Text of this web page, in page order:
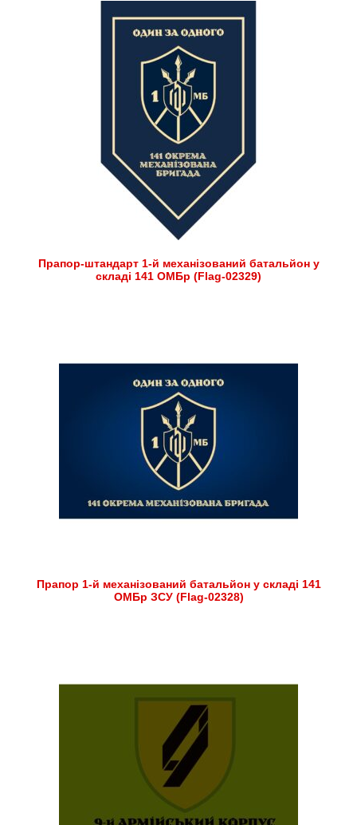
Прапор-штандарт 1-й механізований батальйон у
складі 141 ОМБр (Flag-02329)
Прапор 1-й механізований батальйон у складі 141
ОМБр ЗСУ (Flag-02328)